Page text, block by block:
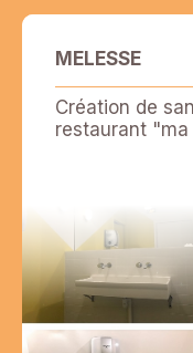
MELESSE
Création de
restaurant